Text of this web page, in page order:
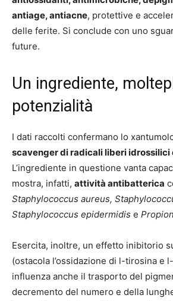
antiage, antiacne, protettive e
delle ferite. Si conclude con uno
future.
Un ingrediente,
potenzialità
I dati raccolti confermano lo
scavenger di radicali liberi idrossilici
L’ingrediente in questione vanta
mostra, infatti, attività antibatterica
Staphylococcus aureus,
Staphylococcus epidermidis e
Esercita, inoltre, un effetto inibitorio
(ostacola l’ossidazione di l-tirosina e
influenza anche il trasporto del
decremento del numero e della